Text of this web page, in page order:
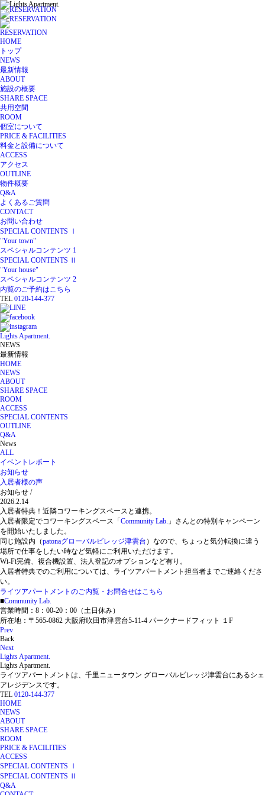
RESERVATION
HOME
トップ
NEWS
最新情報
ABOUT
施設の概要
SHARE SPACE
共用空間
ROOM
個室について
PRICE & FACILITIES
料金と設備について
ACCESS
アクセス
OUTLINE
物件概要
Q&A
よくあるご質問
CONTACT
お問い合わせ
SPECIAL CONTENTS Ⅰ
"Your town"
スペシャルコンテンツ 1
SPECIAL CONTENTS Ⅱ
"Your house"
スペシャルコンテンツ 2
内覧のご予約はこちら
TEL 0120-144-377
Lights Apartment.
NEWS
最新情報
HOME
NEWS
ABOUT
SHARE SPACE
ROOM
ACCESS
SPECIAL CONTENTS
OUTLINE
Q&A
News
ALL
イベントレポート
お知らせ
入居者様の声
お知らせ /
2026.2.14
入居者特典！近隣コワーキングスペースと連携。
入居者限定でコワーキングスペース「 Community Lab. 」さんとの特別キャンペーン
を開始いたしました。
同じ施設内（patonaグローバルビレッジ津雲台 ）なので、ちょっと気分転換に違う
場所で仕事をしたい時など気軽にご利用いただけます。
Wi-Fi完備、複合機設置、法人登記のオプションなど有り。
入居者特典でのご利用については、ライツアパートメント担当者までご連絡くださ
い。
ライツアパートメントのご内覧・お問合せはこちら
■Community Lab.
営業時間：8：00-20：00（土日休み）
所在地：〒565-0862 大阪府吹田市津雲台5-11-4 パークナードフィット １F
Prev
Back
Next
Lights Apartment.
Lights Apartment.
ライツアパートメントは、千里ニュータウン グローバルビレッジ津雲台にあるシェ
アレジデンスです。
TEL 0120-144-377
HOME
NEWS
ABOUT
SHARE SPACE
ROOM
PRICE & FACILITIES
ACCESS
SPECIAL CONTENTS Ⅰ
SPECIAL CONTENTS Ⅱ
Q&A